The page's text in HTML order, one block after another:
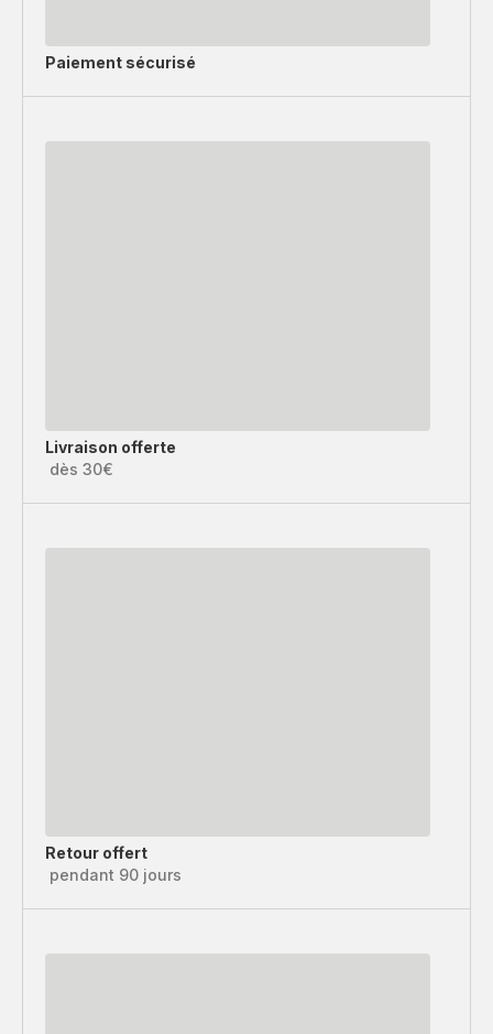
Paiement sécurisé
Livraison offerte
dès 30€
Retour offert
pendant 90 jours